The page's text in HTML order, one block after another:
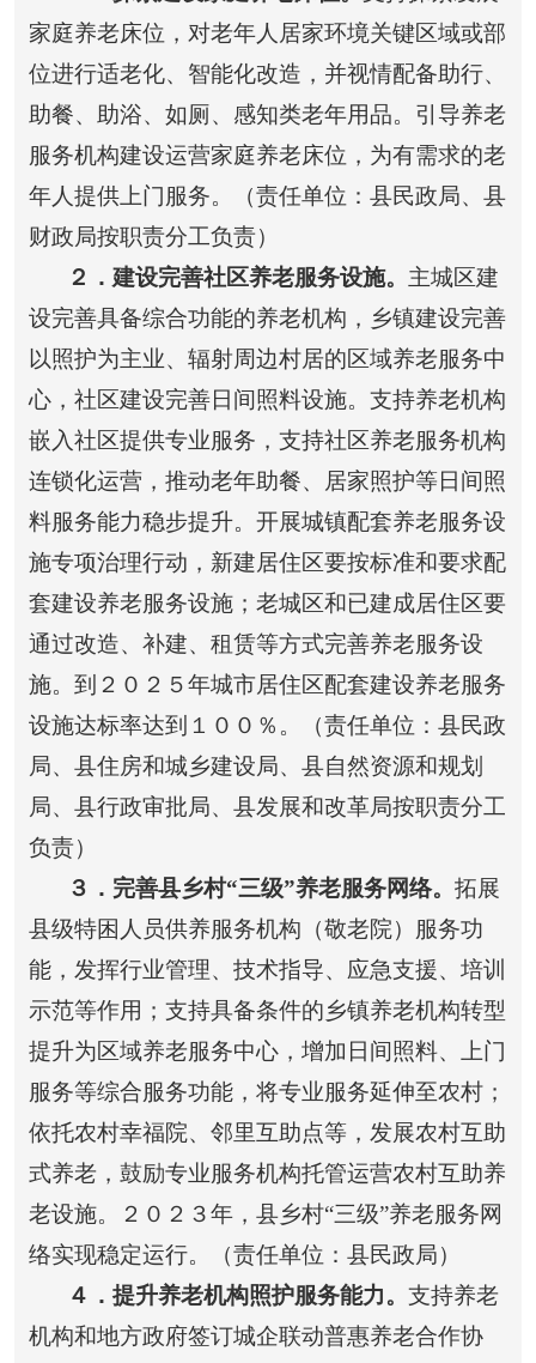
家庭养老床位，对老年人居家环境关键区域或部
位进行适老化、智能化改造，并视情配备助行、
助餐、助浴、如厕、感知类老年用品。引导养老
服务机构建设运营家庭养老床位，为有需求的老
年人提供上门服务。（责任单位：县民政局、县
财政局按职责分工负责）
２ ．建设完善社区养老服务设施。 主城区建
设完善具备综合功能的养老机构，乡镇建设完善
以照护为主业、辐射周边村居的区域养老服务中
心，社区建设完善日间照料设施。支持养老机构
嵌入社区提供专业服务，支持社区养老服务机构
连锁化运营，推动老年助餐、居家照护等日间照
料服务能力稳步提升。开展城镇配套养老服务设
施专项治理行动，新建居住区要按标准和要求配
套建设养老服务设施；老城区和已建成居住区要
通过改造、补建、租赁等方式完善养老服务设
施。到２０２５年城市居住区配套建设养老服务
设施达标率达到１００％。（责任单位：县民政
局、县住房和城乡建设局、县自然资源和规划
局、县行政审批局、县发展和改革局按职责分工
负责）
３ ．完善县乡村“三级”养老服务网络。 拓展
县级特困人员供养服务机构（敬老院）服务功
能，发挥行业管理、技术指导、应急支援、培训
示范等作用；支持具备条件的乡镇养老机构转型
提升为区域养老服务中心，增加日间照料、上门
服务等综合服务功能，将专业服务延伸至农村；
依托农村幸福院、邻里互助点等，发展农村互助
式养老，鼓励专业服务机构托管运营农村互助养
老设施。２０２３年，县乡村“三级”养老服务网
络实现稳定运行。（责任单位：县民政局）
４ ．提升养老机构照护服务能力。 支持养老
机构和地方政府签订城企联动普惠养老合作协